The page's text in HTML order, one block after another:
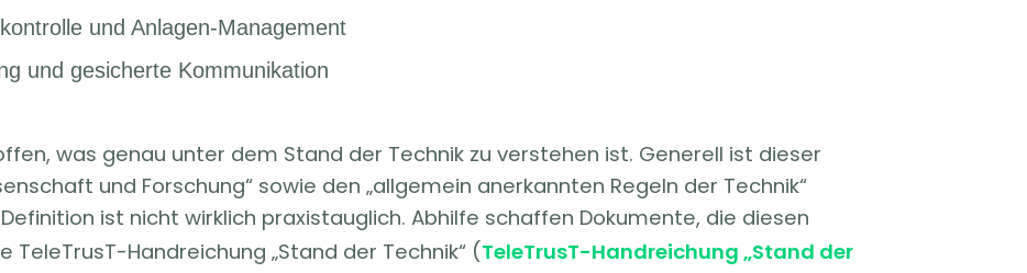
und Anlagen-Management
und gesicherte Kommunikation
was genau unter dem Stand der Technik zu verstehen ist. Generell ist dieser
und Forschung“ sowie den „allgemein anerkannten Regeln der Technik“
ist nicht wirklich praxistauglich. Abhilfe schaffen Dokumente, die diesen
TeleTrusT-Handreichung „Stand der Technik“ (TeleTrusT-Handreichung „Stand der